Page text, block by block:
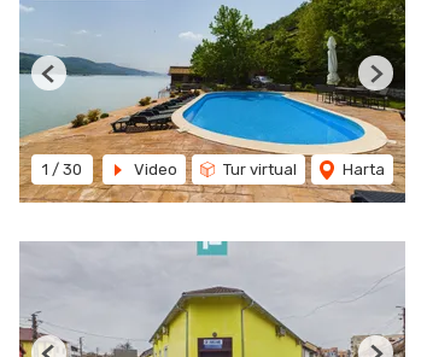
1 / 30 Video Tur virtual Harta
Previous Next